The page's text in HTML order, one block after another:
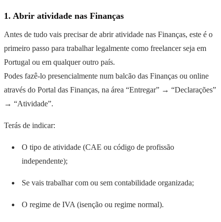
1. Abrir atividade nas Finanças
Antes de tudo vais precisar de abrir atividade nas Finanças, este é o
primeiro passo para trabalhar legalmente como freelancer seja em
Portugal ou em qualquer outro país.
Podes fazê-lo presencialmente num balcão das Finanças ou online
através do Portal das Finanças, na área “Entregar” → “Declarações”
→ “Atividade”.
Terás de indicar:
O tipo de atividade (CAE ou código de profissão
independente);
Se vais trabalhar com ou sem contabilidade organizada;
O regime de IVA (isenção ou regime normal).